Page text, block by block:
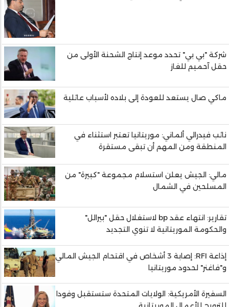
شركة "بي بي" تحدد موعد إنتاج الشحنة الأولى من
حقل آحميم للغاز
ماكي صال يستعد للعودة إلى بلاده لأسباب عائلية
نائب فيدرالي ألماني: موريتانيا تعتبر استثناء في
المنطقة ومن المهم أن تبقى مستقرة
مالي: الجيش يعلن استسلام مجموعة "كبيرة" من
المسلحين في الشمال
تقارير: انتهاء عقد bp لاستغلال حقل "بيرالل"
والحكومة الموريتانية لا تنوي التجديد
إذاعة RFI: إصابة 3 أشخاص في اقتحام الجيش المالي
و"فاغنر" لحدود موريتانيا
السفيرة الأمريكية: الولايات المتحدة ستستقبل وفودا